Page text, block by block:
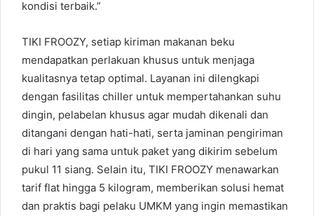
kondisi terbaik.”
TIKI FROOZY, setiap kiriman makanan beku
mendapatkan perlakuan khusus untuk menjaga
kualitasnya tetap optimal. Layanan ini dilengkapi
dengan fasilitas chiller untuk mempertahankan suhu
dingin, pelabelan khusus agar mudah dikenali dan
ditangani dengan hati-hati, serta jaminan pengiriman
di hari yang sama untuk paket yang dikirim sebelum
pukul 11 siang. Selain itu, TIKI FROOZY menawarkan
tarif flat hingga 5 kilogram, memberikan solusi hemat
dan praktis bagi pelaku UMKM yang ingin memastikan